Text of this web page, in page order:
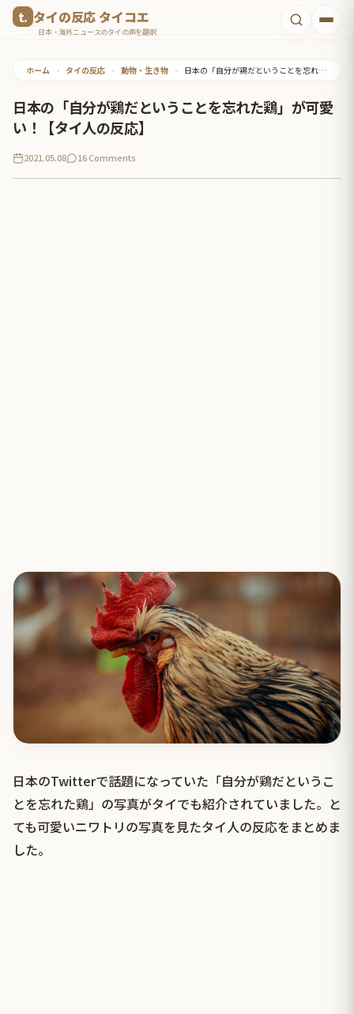
タイの反応 タイコエ
日本・海外ニュースのタイの声を翻訳
ホーム • タイの反応 • 動物・生き物 • 日本の「自分が鶏だということを忘れた鶏」が可愛い！【タイ人の反応】
日本の「自分が鶏だということを忘れた鶏」が可愛
い！【タイ人の反応】
2021.05.08 16 Comments
日本のTwitterで話題になっていた「自分が鶏だというこ
とを忘れた鶏」の写真がタイでも紹介されていました。と
ても可愛いニワトリの写真を見たタイ人の反応をまとめま
した。